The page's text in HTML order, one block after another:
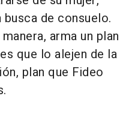
de consuelo.
arma un plan
que lo alejen de la
plan que Fideo